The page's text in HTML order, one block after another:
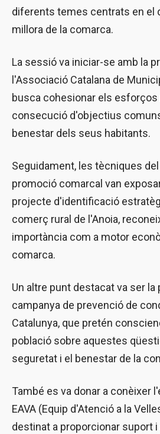
diferents temes centrats en el
millora de la comarca.
La sessió va iniciar-se amb la
l'Associació Catalana de
busca cohesionar els esforços
consecució d'objectius
benestar dels seus habitants.
Seguidament, les tècniques
promoció comarcal van
projecte d'identificació
comerç rural de l'Anoia,
importància com a motor
comarca.
Un altre punt destacat va ser la
campanya de prevenció de
Catalunya, que pretén
població sobre aquestes
seguretat i el benestar de la
També es va donar a conèixer
EAVA (Equip d'Atenció a la
destinat a proporcionar suport